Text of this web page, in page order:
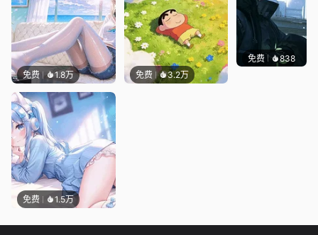
免费 1.8万 免费 3.2万
免费 1.5万
免费 838辰东